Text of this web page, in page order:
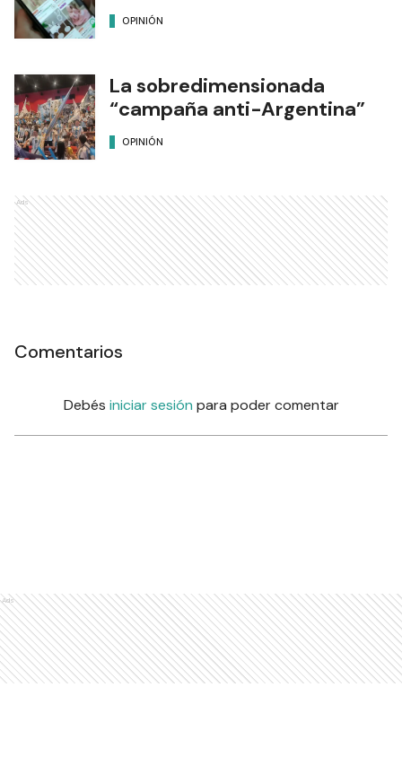
OPINIÓN
La sobredimensionada
“campaña anti-Argentina”
OPINIÓN
Ads
Comentarios
Debés iniciar sesión para poder comentar
Ads